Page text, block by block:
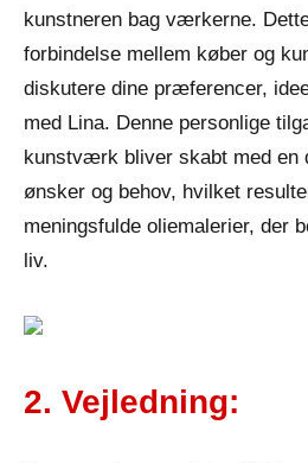
kunstneren bag værkerne.
forbindelse mellem køber og
diskutere dine præferencer,
med Lina. Denne personlige
kunstværk bliver skabt med en
ønsker og behov, hvilket
meningsfulde oliemalerier, der
liv.
2. Vejledning: